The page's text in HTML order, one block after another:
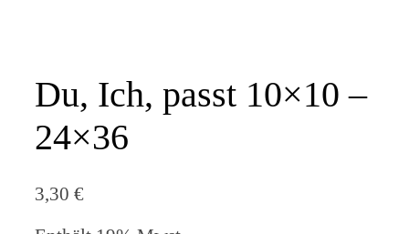
Du, Ich, passt 10×10 –
24×36
3,30 €